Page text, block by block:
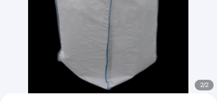
2/2